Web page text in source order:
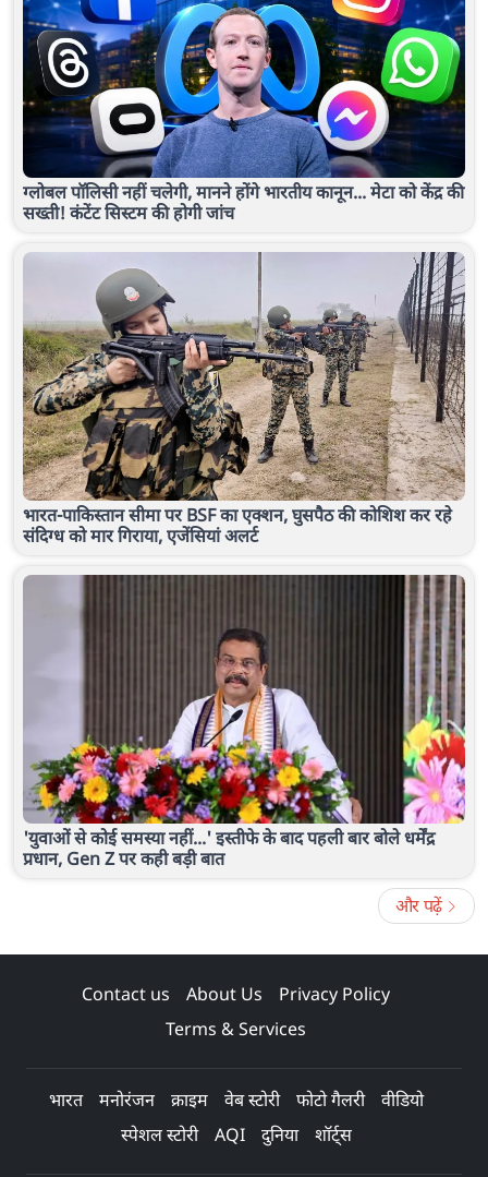
ग्लोबल पॉलिसी नहीं चलेगी, मानने होंगे भारतीय कानून... मेटा को केंद्र की
सख्ती! कंटेंट सिस्टम की होगी जांच
भारत-पाकिस्तान सीमा पर BSF का एक्शन, घुसपैठ की कोशिश कर रहे
संदिग्ध को मार गिराया, एजेंसियां अलर्ट
'युवाओं से कोई समस्या नहीं...' इस्तीफे के बाद पहली बार बोले धर्मेंद्र
प्रधान, Gen Z पर कही बड़ी बात
और पढ़ें
Contact us About Us
Privacy Policy
Terms & Services
भारत मनोरंजन क्राइम वेब स्टोरी फोटो गैलरी
वीडियो
स्पेशल स्टोरी
AQI दुनिया शॉर्ट्स